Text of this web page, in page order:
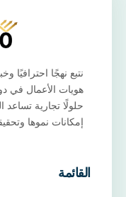
نتبع نهجًا احترافيًا
هويات الأعمال في
حلولًا تجارية
إمكانات نموها
القائمة